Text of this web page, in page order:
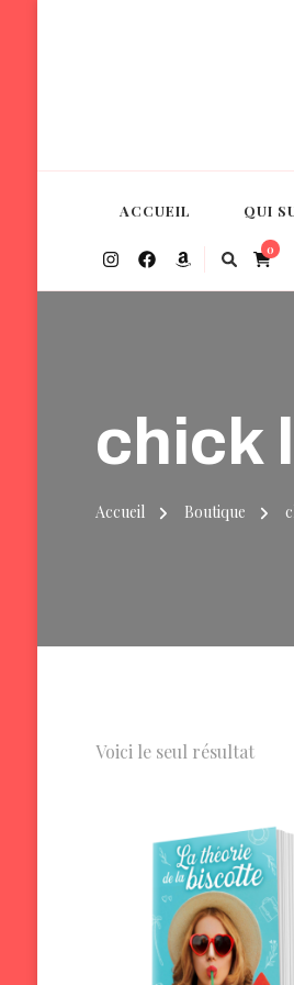
Margherita
ACCUEIL QUI
0
chick
Accueil Boutique
Voici le seul résultat